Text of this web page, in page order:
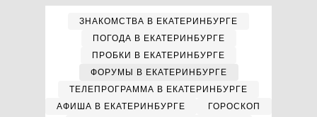
ЗНАКОМСТВА В ЕКАТЕРИНБУРГЕ
ПОГОДА В ЕКАТЕРИНБУРГЕ
ПРОБКИ В ЕКАТЕРИНБУРГЕ
ФОРУМЫ В ЕКАТЕРИНБУРГЕ
ТЕЛЕПРОГРАММА В ЕКАТЕРИНБУРГЕ
АФИША В ЕКАТЕРИНБУРГЕ
ГОРОСКОП